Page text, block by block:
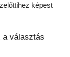
képest